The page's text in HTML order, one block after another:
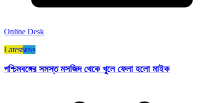
Online Desk
Latestরাজ্য​
পশ্চিমবঙ্গের সমস্ত মসজিদ থেকে খুলে ফেলা হলো মাইক